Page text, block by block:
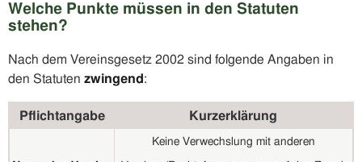
Welche Punkte müssen in den Statuten
stehen?
Nach dem Vereinsgesetz 2002 sind folgende Angaben in
den Statuten zwingend:
Pflichtangabe Kurzerklärung
Keine Verwechslung mit anderen